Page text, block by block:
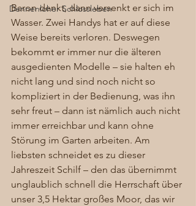
Dennenloher Schlossleben
Baron denkt, dann versenkt er sich im
Wasser. Zwei Handys hat er auf diese
Weise bereits verloren. Deswegen
bekommt er immer nur die älteren
ausgedienten Modelle – sie halten eh
nicht lang und sind noch nicht so
kompliziert in der Bedienung, was ihn
sehr freut – dann ist nämlich auch nicht
immer erreichbar und kann ohne
Störung im Garten arbeiten. Am
liebsten schneidet es zu dieser
Jahreszeit Schilf – den das übernimmt
unglaublich schnell die Herrschaft über
unser 3,5 Hektar großes Moor, das wir